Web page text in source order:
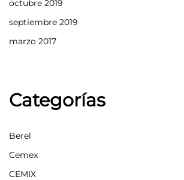
octubre 2019
septiembre 2019
marzo 2017
Categorías
Berel
Cemex
CEMIX